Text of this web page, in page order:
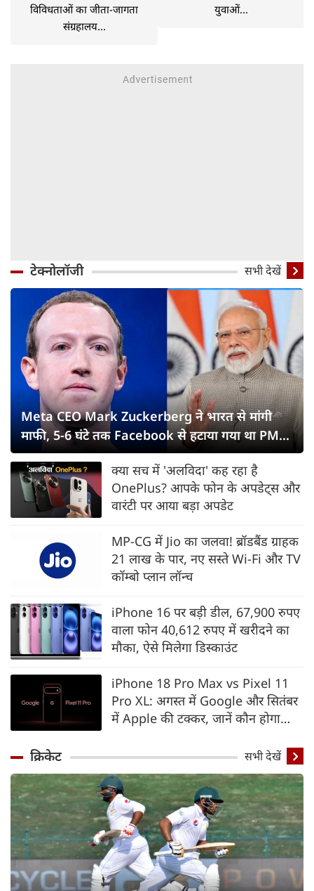
विविधताओं का जीता-जागता
संग्रहालय...
युवाओं...
टेक्नोलॉजी सभी देखें
Meta CEO Mark Zuckerberg ने भारत से मांगी
माफी, 5-6 घंटे तक Facebook से हटाया गया था PM
Modi का वीडियो
क्या सच में 'अलविदा' कह रहा है
OnePlus? आपके फोन के अपडेट्स और
वारंटी पर आया बड़ा अपडेट
MP-CG में Jio का जलवा! ब्रॉडबैंड ग्राहक
21 लाख के पार, नए सस्ते Wi-Fi और TV
कॉम्बो प्लान लॉन्च
iPhone 16 पर बड़ी डील, 67,900 रुपए
वाला फोन 40,612 रुपए में खरीदने का
मौका, ऐसे मिलेगा डिस्काउंट
iPhone 18 Pro Max vs Pixel 11
Pro XL: अगस्त में Google और सितंबर
में Apple की टक्कर, जानें कौन होगा
क्रिकेट सभी देखें